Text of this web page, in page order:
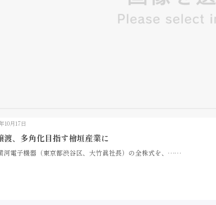
10月17日
、多角化目指す檜垣産業に
河電子機器（東京都渋谷区、大竹眞社長）の全株式を、……